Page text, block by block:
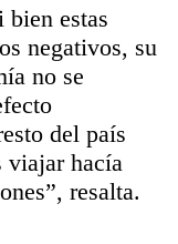
bien estas
negativos, su
no se
del país
viajar hacía
resalta.